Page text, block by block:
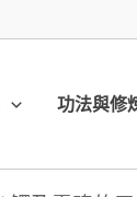
功法與修